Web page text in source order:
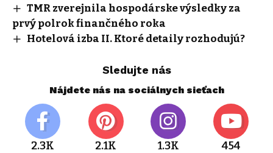
TMR zverejnila hospodárske výsledky za
prvý polrok finančného roka
Hotelová izba II. Ktoré detaily rozhodujú?
Sledujte nás
Nájdete nás na sociálnych sieťach
2.3K 2.1K 1.3K 454